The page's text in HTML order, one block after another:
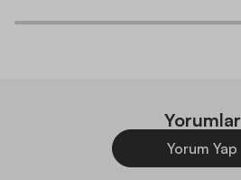
Yorumlar
Yorum Yap